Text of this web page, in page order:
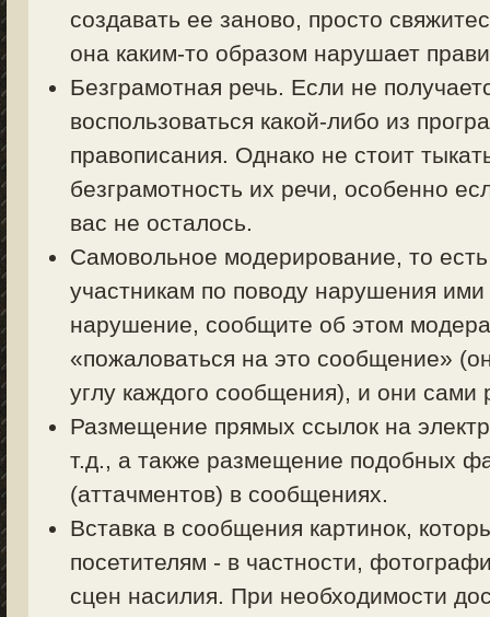
создавать ее заново, просто
она каким-то образом нарушает
Безграмотная речь. Если не
воспользоваться какой-либо из
правописания. Однако не стоит
безграмотность их речи, особенно
вас не осталось.
Самовольное модерирование, то
участникам по поводу нарушения
нарушение, сообщите об этом
«пожаловаться на это сообщение»
углу каждого сообщения), и они сами
Размещение прямых ссылок на
т.д., а также размещение подобных
(аттачментов) в сообщениях.
Вставка в сообщения картинок,
посетителям - в частности,
сцен насилия. При необходимости